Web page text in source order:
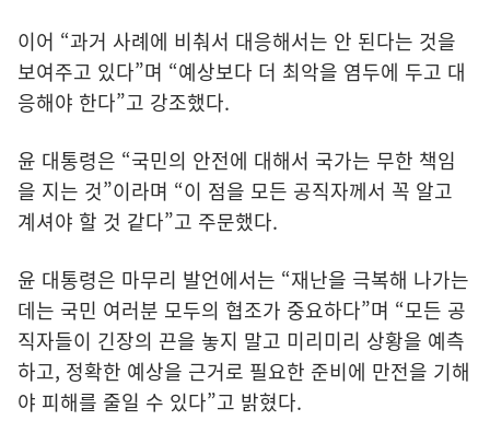
이어 “과거 사례에 비춰서 대응해서는 안 된다는 것을
보여주고 있다”며 “예상보다 더 최악을 염두에 두고 대
응해야 한다”고 강조했다.
윤 대통령은 “국민의 안전에 대해서 국가는 무한 책임
을 지는 것”이라며 “이 점을 모든 공직자께서 꼭 알고
계셔야 할 것 같다”고 주문했다.
윤 대통령은 마무리 발언에서는 “재난을 극복해 나가는
데는 국민 여러분 모두의 협조가 중요하다”며 “모든 공
직자들이 긴장의 끈을 놓지 말고 미리미리 상황을 예측
하고, 정확한 예상을 근거로 필요한 준비에 만전을 기해
야 피해를 줄일 수 있다”고 밝혔다.